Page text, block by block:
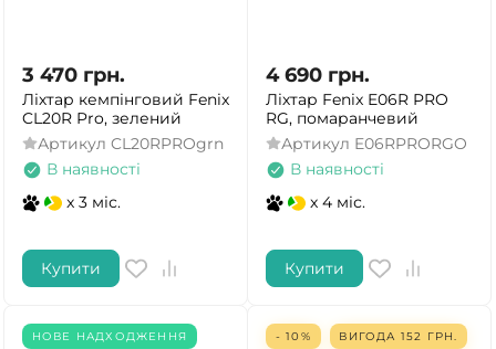
3 470 грн.
Ліхтар кемпінговий Fenix
CL20R Pro, зелений
Артикул CL20RPROgrn
В наявності
x 3 міс.
Купити
4 690 грн.
Ліхтар Fenix E06R PRO
RG, помаранчевий
Артикул E06RPRORGO
В наявності
x 4 міс.
Купити
НОВЕ НАДХОДЖЕННЯ - 10% ВИГОДА 152 ГРН.